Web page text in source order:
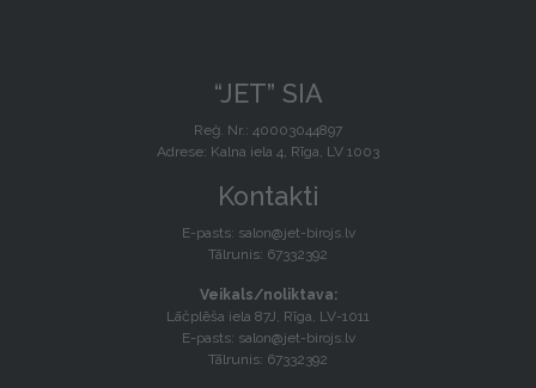
“JET” SIA
Reģ. Nr.: 40003044897
Adrese: Kalna iela 4, Rīga, LV 1003
Kontakti
E-pasts: salon@jet-birojs.lv
Tālrunis: 67332392
Veikals/noliktava:
Lāčplēša iela 87J, Rīga, LV-1011
E-pasts: salon@jet-birojs.lv
Tālrunis: 67332392